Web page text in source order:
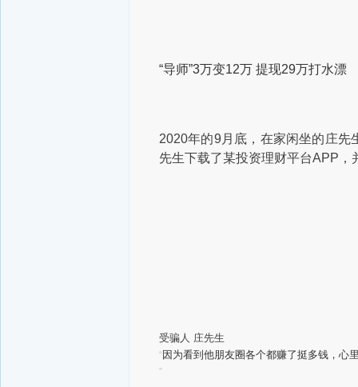
“导师”3万变12万 提现29万打水漂
2020年的9月底，在家闲坐的庄先
先生下载了某投资理财平台APP，
受骗人 庄先生
“因为看到他朋友圈各个都赚了挺多钱，心
”